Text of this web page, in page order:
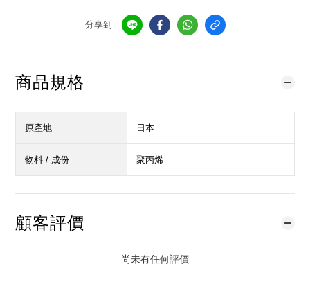
分享到
商品規格
原產地 日本
物料 / 成份 聚丙烯
顧客評價
尚未有任何評價